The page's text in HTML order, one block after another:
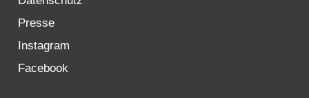
Presse
Instagram
Facebook